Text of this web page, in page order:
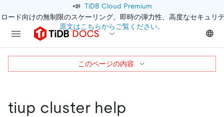
📣 TiDB Cloud Premium
ード向けの無制限のスケーリング、即時の弾力性、高度なセキュリ
原文はこちらからご覧ください。
tiup cluster help
このページの内容